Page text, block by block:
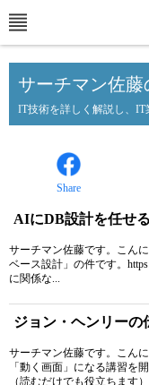
サーチマン佐藤
IT技術を詳しく解説し、IT
Share
AIにDB設計を任せ
サーチマン佐藤です。こん
ベース設計」の件です。
に関係な...
ジョン・ヘンリーの
サーチマン佐藤です。こん
「動く画面」になる講習を
（読むだけでも役立ちます）